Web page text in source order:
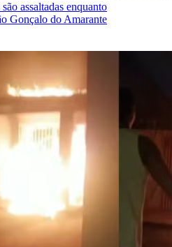
assaltadas enquanto
Gonçalo do Amarante